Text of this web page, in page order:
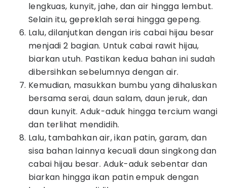
lengkuas, kunyit, jahe, dan air hingga lembut.
Selain itu, gepreklah serai hingga gepeng.
Lalu, dilanjutkan dengan iris cabai hijau besar
menjadi 2 bagian. Untuk cabai rawit hijau,
biarkan utuh. Pastikan kedua bahan ini sudah
dibersihkan sebelumnya dengan air.
Kemudian, masukkan bumbu yang dihaluskan
bersama serai, daun salam, daun jeruk, dan
daun kunyit. Aduk-aduk hingga tercium wangi
dan terlihat mendidih.
Lalu, tambahkan air, ikan patin, garam, dan
sisa bahan lainnya kecuali daun singkong dan
cabai hijau besar. Aduk-aduk sebentar dan
biarkan hingga ikan patin empuk dengan